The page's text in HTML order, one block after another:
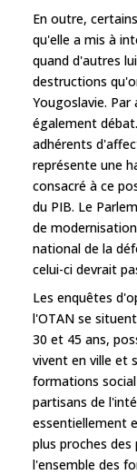
En outre,
qu'elle a mis à
quand d'autres
destructions
Yougoslavie.
également
adhérents
représente une
consacré à ce
du PIB. Le
de
national de la
celui-ci devrait
Les enquêtes
l'OTAN se
30 et 45 ans,
vivent en ville et
formations
partisans de
essentiellement
plus proches
l'ensemble des